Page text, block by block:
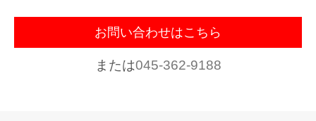
お問い合わせはこちら
または045-362-9188